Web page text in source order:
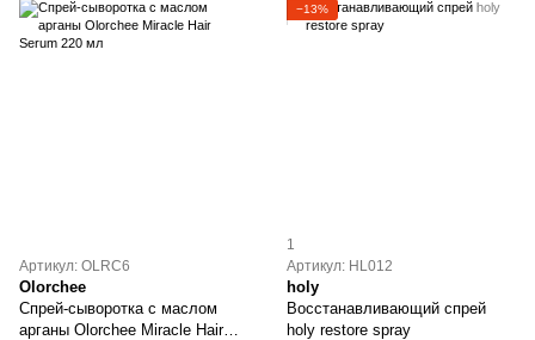
Артикул: OLRC6
Olorchee
Спрей-сыворотка с маслом
арганы Olorchee Miracle Hair
−13%
1
Артикул: HL012
holy
Восстанавливающий спрей
holy restore spray